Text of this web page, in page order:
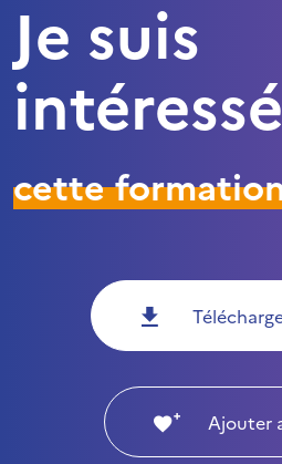
Je suis
cette
Ajouter